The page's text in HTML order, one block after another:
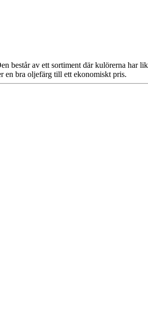
består av ett sortiment där kulörerna har
en bra oljefärg till ett ekonomiskt pris.